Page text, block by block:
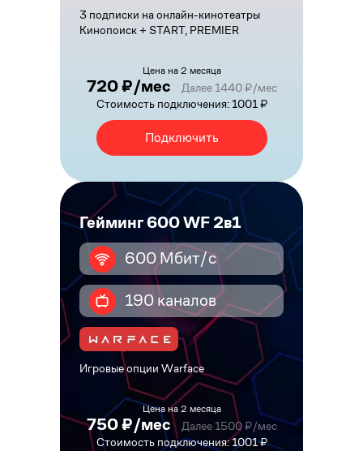
3 подписки на онлайн-кинотеатры
Кинопоиск + START, PREMIER
Цена на 2 месяца
720 ₽/мес
Далее 1440 ₽/мес
Стоимость подключения: 1001 ₽
Подключить
Гейминг 600 WF 2в1
600 Мбит/с
190 каналов
Игровые опции Warface
Цена на 2 месяца
750 ₽/мес
Далее 1500 ₽/мес
Стоимость подключения: 1001 ₽